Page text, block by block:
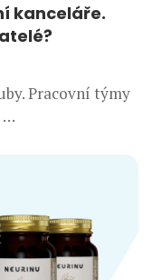
kanceláře.
Pracovní týmy
…